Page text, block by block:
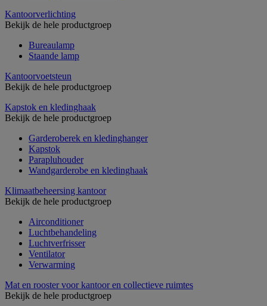
Kantoorverlichting
Bekijk de hele productgroep
Bureaulamp
Staande lamp
Kantoorvoetsteun
Bekijk de hele productgroep
Kapstok en kledinghaak
Bekijk de hele productgroep
Garderoberek en kledinghanger
Kapstok
Parapluhouder
Wandgarderobe en kledinghaak
Klimaatbeheersing kantoor
Bekijk de hele productgroep
Airconditioner
Luchtbehandeling
Luchtverfrisser
Ventilator
Verwarming
Mat en rooster voor kantoor en collectieve ruimtes
Bekijk de hele productgroep